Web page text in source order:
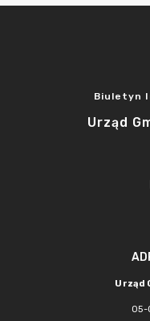
Biuletyn
Urząd
Urząd
05-